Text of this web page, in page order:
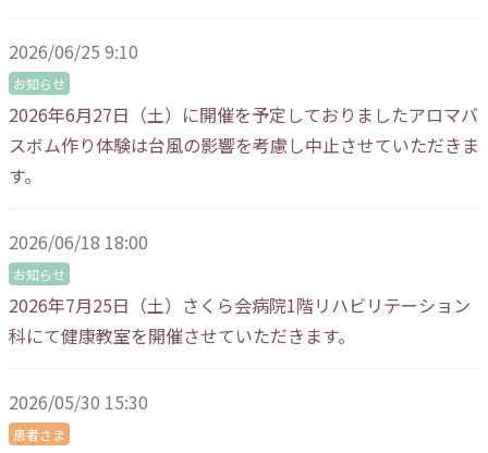
2026/06/25 9:10
お知らせ
2026年6月27日（土）に開催を予定しておりましたアロマバ
スボム作り体験は台風の影響を考慮し中止させていただきま
す。
2026/06/18 18:00
お知らせ
2026年7月25日（土）さくら会病院1階リハビリテーション
科にて健康教室を開催させていただきます。
2026/05/30 15:30
患者さま